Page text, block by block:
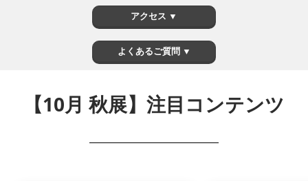
アクセス ▼
よくあるご質問 ▼
【10月 秋展】注目コンテンツ